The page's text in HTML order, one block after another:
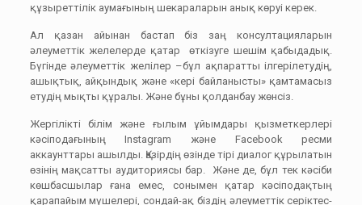
құзыреттілік аумағының шекараларын анық көруі керек.
Ал қазан айынан бастап біз заң консултацияларын
әлеуметтік желелерде қатар өткізуге шешім қабыдадық.
Бүгінде әлеуметтік желілер –бұл ақпаратты ілгерілетудің,
ашықтық, айқындық және «кері байланысты» қамтамасыз
етудің мықты құралы. Және бұны қолданбау жөнсіз.
Жергілікті білім және ғылым ұйымдары қызметкерлері
кәсіподағының Instagram және Facebook ресми
аккаунттары ашылды. Қазірдің өзінде тірі диалог құрылатын
өзінің мақсатты аудиториясы бар. Және де, бұл тек кәсіби
көшбасшылар ғана емес, сонымен қатар кәсіподақтың
қарапайым мүшелері, сондай-ақ біздің әлеуметтік серіктес-